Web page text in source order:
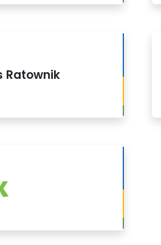
Ratownik